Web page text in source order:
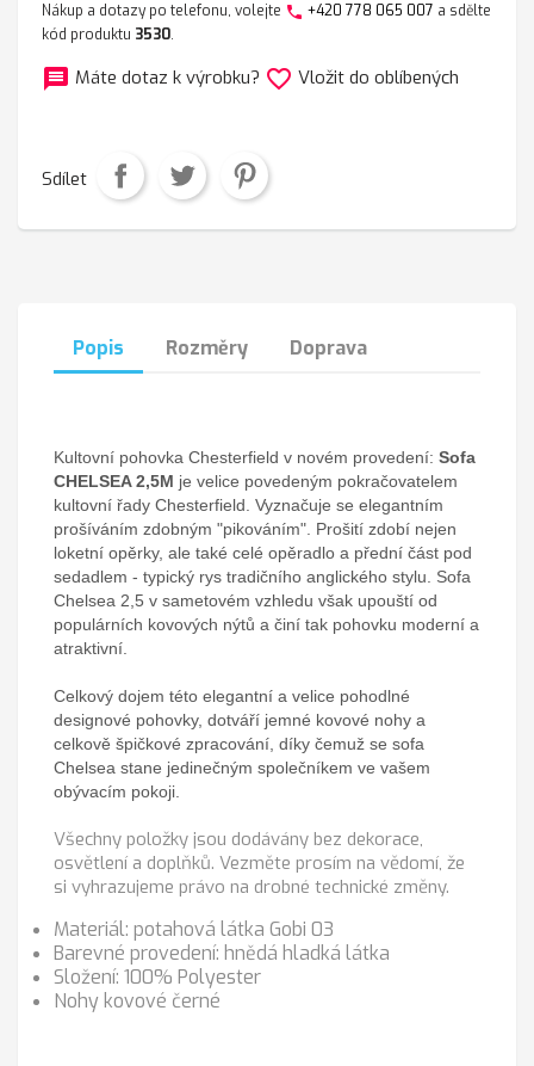
Nákup a dotazy po telefonu, volejte phone +420 778 065 007 a sdělte
kód produktu 3530.
message Máte dotaz k výrobku? favorite_border Vložit do oblíbených
Sdílet
Popis Rozměry Doprava
Kultovní pohovka Chesterfield v novém provedení: Sofa
CHELSEA 2,5M je velice povedeným pokračovatelem
kultovní řady Chesterfield. Vyznačuje se elegantním
prošíváním zdobným "pikováním". Prošití zdobí nejen
loketní opěrky, ale také celé opěradlo a přední část pod
sedadlem - typický rys tradičního anglického stylu. Sofa
Chelsea 2,5 v sametovém vzhledu však upouští od
populárních kovových nýtů a činí tak pohovku moderní a
atraktivní.
Celkový dojem této elegantní a velice pohodlné
designové pohovky, dotváří jemné kovové nohy a
celkově špičkové zpracování, díky čemuž se sofa
Chelsea stane jedinečným společníkem ve vašem
obývacím pokoji.
Všechny položky jsou dodávány bez dekorace,
osvětlení a doplňků. Vezměte prosím na vědomí, že
si vyhrazujeme právo na drobné technické změny.
Materiál: potahová látka Gobi 03
Barevné provedení: hnědá hladká látka
Složení: 100% Polyester
Nohy kovové černé